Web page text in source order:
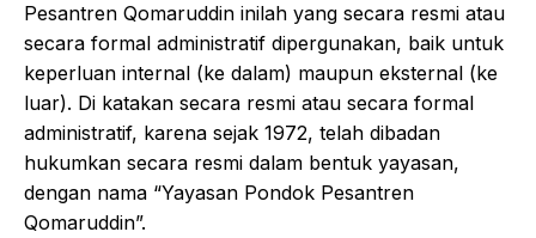
Pesantren Qomaruddin inilah yang secara resmi atau
secara formal administratif dipergunakan, baik untuk
keperluan internal (ke dalam) maupun eksternal (ke
luar). Di katakan secara resmi atau secara formal
administratif, karena sejak 1972, telah dibadan
hukumkan secara resmi dalam bentuk yayasan,
dengan nama “Yayasan Pondok Pesantren
Qomaruddin”.